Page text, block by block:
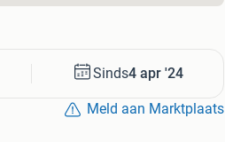
Sinds4 apr '24
Meld aan Marktplaats